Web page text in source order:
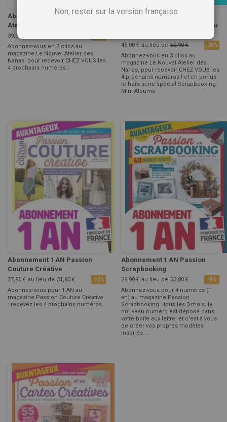
Abonnement 1 AN Le Nouvel
Atelier des Nanas
39,90 €
Abonnez-vous en 3 clics au
magazine Le Nouvel Atelier des
Nanas, pour recevoir CHEZ VOUS les
4 prochains numéros !
Abonnement 1 AN Le Nouvel
Atelier des Nanas - En cadeau
45,00 € au lieu de 59,90 € -25%
Abonnez-vous en 3 clics au
magazine Le Nouvel Atelier des
Nanas, pour recevoir CHEZ VOUS les
4 prochains numéros ! et en bonus
le hors-série spécial Scrapbooking
Mini-Albums
Abonnement 1 AN Passion
Couture Créative
27,90 € au lieu de 31,80 € -12%
Abonnez-vous pour 1 AN au
magazine Passion Couture Créative
: recevez les 4 prochains numéros.
Abonnement 1 AN Passion
Scrapbooking
29,90 € au lieu de 32,80 € -9%
Abonnez-vous pour 4 numéros (1
an) au magazine Passion
Scrapbooking : tous les 3 mois, le
nouveau numéro est déposé dans
votre boîte aux lettre, et c'est à vous
de créer vos propres modèles
inspirés ...
Non, rester sur la version française